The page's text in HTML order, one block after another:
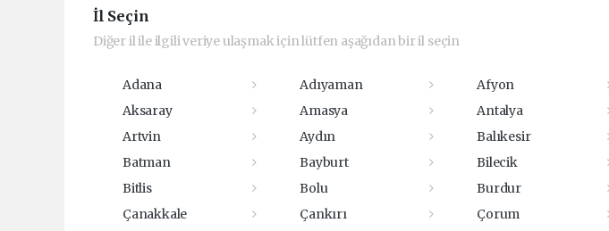
İl Seçin
Diğer il ile ilgili veriye ulaşmak için lütfen aşağıdan bir il seçin
Adana Adıyaman Afyon
Aksaray
Amasya Antalya
Artvin
Aydın Balıkesir
Batman
Bayburt Bilecik
Bitlis
Bolu Burdur
Çanakkale
Çankırı Çorum